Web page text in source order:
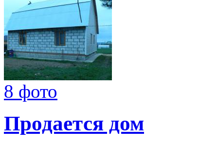
8 фото
Продается дом